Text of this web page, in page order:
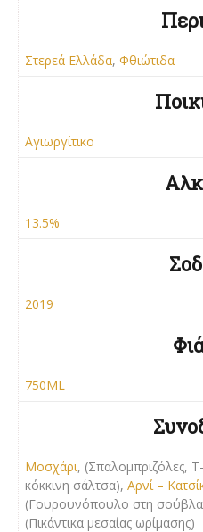
Στερεά Ελλάδα, Φθιώτιδα
Αγιωργίτικο
13.5%
2019
750ML
Μοσχάρι, (Σπαλομπριζόλες,
κόκκινη σάλτσα), Αρνί –
(Γουρουνόπουλο στη
(Πικάντικα μεσαίας ωρίμασης)